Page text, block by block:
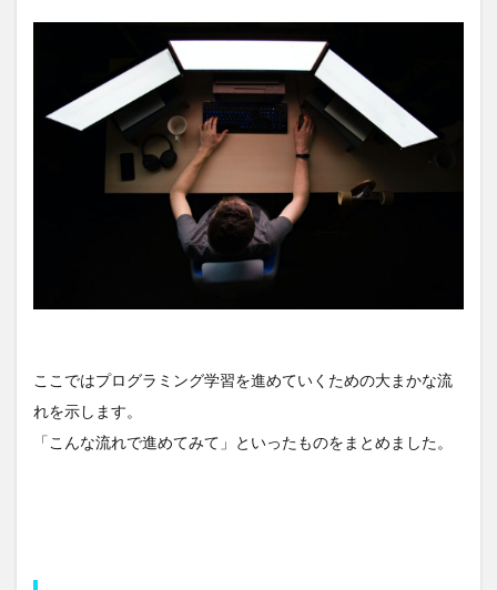
ログ
ング
の場
動画の
場合：
4.2.3
ここではプログラミング学習を進めていくための大まかな流
れを示します。
「こんな流れで進めてみて」といったものをまとめました。